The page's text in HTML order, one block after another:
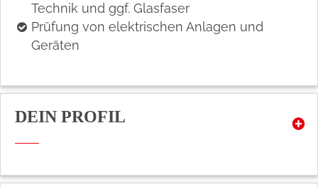
Technik und ggf. Glasfaser
Prü­fung von elek­tri­schen An­la­gen und
Geräten
DEIN PROFIL